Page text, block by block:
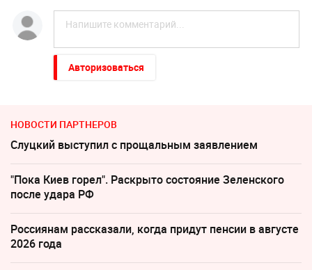
Авторизоваться
НОВОСТИ ПАРТНЕРОВ
Слуцкий выступил с прощальным заявлением
"Пока Киев горел". Раскрыто состояние Зеленского
после удара РФ
Россиянам рассказали, когда придут пенсии в августе
2026 года